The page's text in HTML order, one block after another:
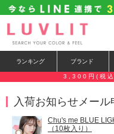
ランキング ブランド
3,300円(税込
入荷お知らせメール
Chu's me BLUE
（10枚入り）